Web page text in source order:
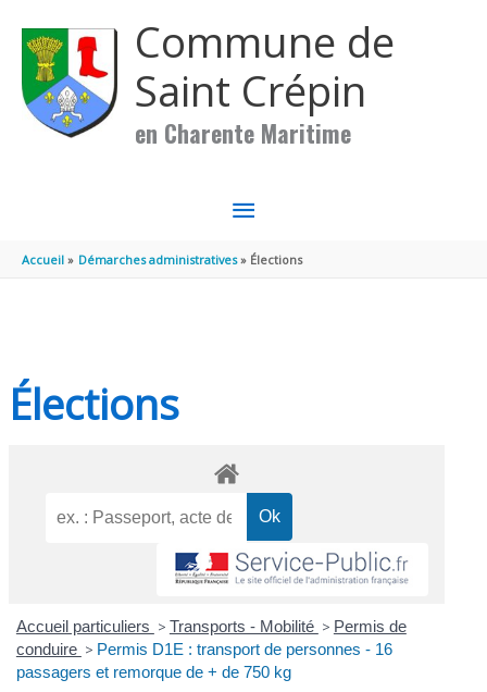
Commune de
Saint Crépin
en Charente Maritime
MENU
PRINCIPAL
Accueil Démarches administratives Élections
Élections
Accueil particuliers > Transports - Mobilité > Permis de
conduire > Permis D1E : transport de personnes - 16
passagers et remorque de + de 750 kg